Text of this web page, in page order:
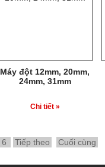
Máy đột 12mm, 20mm,
24mm, 31mm
Chi tiết »
6 Tiếp theo Cuối cùng